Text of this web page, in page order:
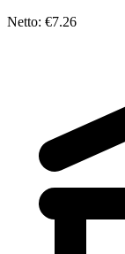
Netto: €7.26